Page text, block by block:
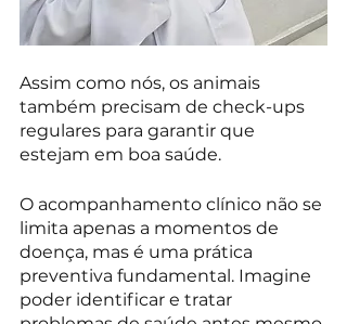
Assim como nós, os animais
também precisam de check-ups
regulares para garantir que
estejam em boa saúde.
O acompanhamento clínico não se
limita apenas a momentos de
doença, mas é uma prática
preventiva fundamental. Imagine
poder identificar e tratar